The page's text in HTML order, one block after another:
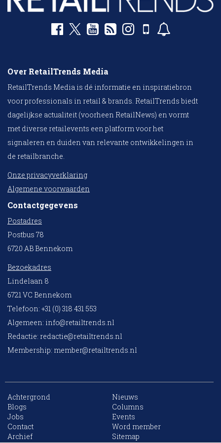
Over RetailTrends Media
RetailTrends Media is dé informatie en inspiratiebron
voor professionals in retail & brands. RetailTrends biedt
dagelijkse actualiteit (voorheen RetailNews) en vormt
met diverse retailevents een platform voor het
signaleren en duiden van relevante ontwikkelingen in
de retailbranche.
Onze privacyverklaring
Algemene voorwaarden
Contactgegevens
Postadres
Postbus 78
6720 AB Bennekom
Bezoekadres
Lindelaan 8
6721 VC Bennekom
Telefoon: +31 (0) 318 431 553
Algemeen: info@retailtrends.nl
Redactie: redactie@retailtrends.nl
Membership: member@retailtrends.nl
Achtergrond
Nieuws
Blogs
Columns
Jobs
Events
Contact
Word member
Archief
Sitemap